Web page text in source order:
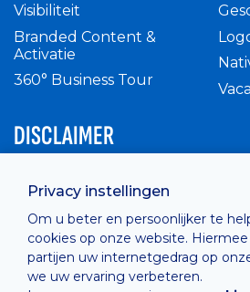
Privacy instellingen
Om u beter en persoonlijker te
cookies op onze website.
partijen uw internetgedrag op
we uw ervaring verbeteren.
Visibiliteit
Branded Content &
Activatie
360° Business Tour
DISCLAIMER
Privacy Policy
Cashless
verkoopsvoorwaarden
Cookie Policy